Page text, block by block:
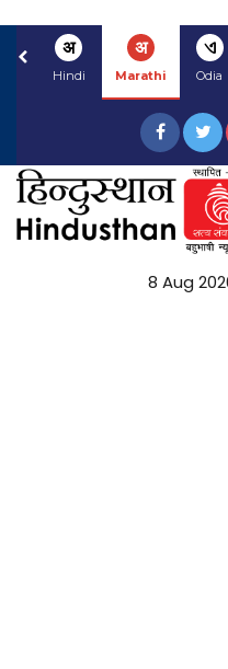
अ
Hindi
अ
Marathi
ଏ
Odia
8 Aug